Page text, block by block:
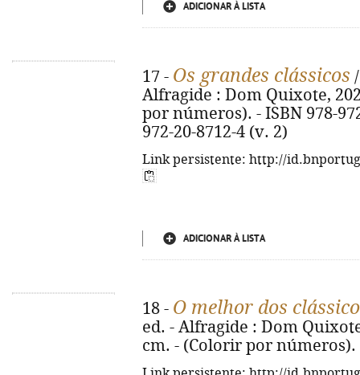
ADICIONAR À LISTA
17 - Os grandes clássicos
Alfragide : Dom Quixote,
por números). - ISBN 978-
972-20-8712-4 (v. 2)
Link persistente: http://
ADICIONAR À LISTA
18 - O melhor dos
ed. - Alfragide : Dom
cm. - (Colorir por números).